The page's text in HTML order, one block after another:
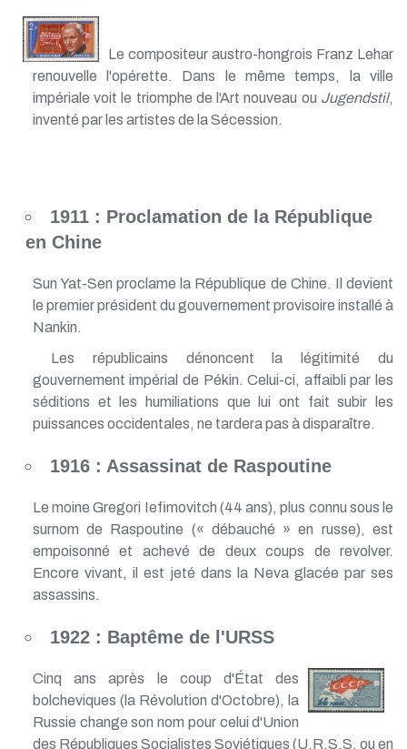
Le compositeur austro-hongrois Franz Lehar
renouvelle l'opérette. Dans le même temps, la ville
impériale voit le triomphe de l'Art nouveau ou Jugendstil,
inventé par les artistes de la Sécession.
1911 : Proclamation de la République
en Chine
Sun Yat-Sen proclame la République de Chine. Il devient
le premier président du gouvernement provisoire installé à
Nankin.
Les républicains dénoncent la légitimité du
gouvernement impérial de Pékin. Celui-ci, affaibli par les
séditions et les humiliations que lui ont fait subir les
puissances occidentales, ne tardera pas à disparaître.
1916 : Assassinat de Raspoutine
Le moine Gregori Iefimovitch (44 ans), plus connu sous le
surnom de Raspoutine (« débauché » en russe), est
empoisonné et achevé de deux coups de revolver.
Encore vivant, il est jeté dans la Neva glacée par ses
assassins.
1922 : Baptême de l'URSS
Cinq ans après le coup d'État des
bolcheviques (la Révolution d'Octobre), la
Russie change son nom pour celui d'Union
des Républiques Socialistes Soviétiques (U.R.S.S. ou en